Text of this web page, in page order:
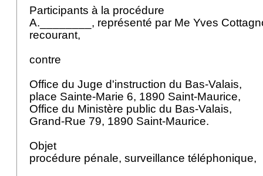
Participants à la procédure
A.________, représenté par Me Yves
recourant,
contre
Office du Juge d'instruction du Bas-Valais,
place Sainte-Marie 6, 1890 Saint-Maurice,
Office du Ministère public du Bas-Valais,
Grand-Rue 79, 1890 Saint-Maurice.
Objet
procédure pénale, surveillance téléphonique,